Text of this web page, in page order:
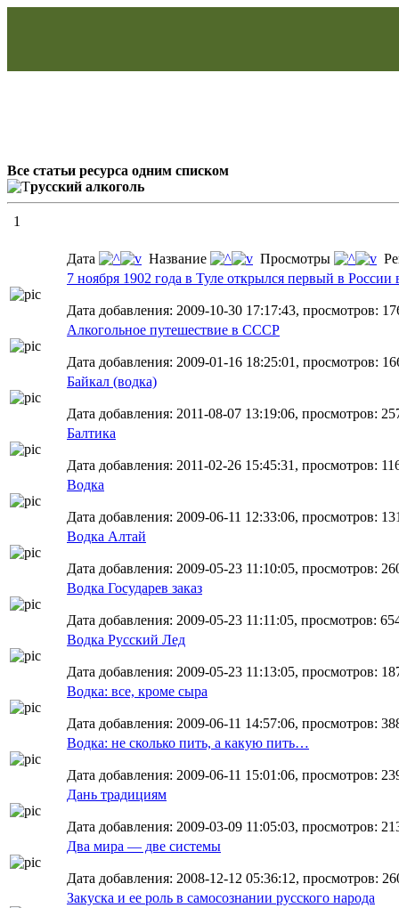
Все статьи ресурса одним списком
русский алкоголь
1
Дата Название Просмотры
7 ноября 1902 года в Туле открылся первый в России
Дата добавления: 2009-10-30 17:17:43, просмотров:
Алкогольное путешествие в СССР
Дата добавления: 2009-01-16 18:25:01, просмотров:
Байкал (водка)
Дата добавления: 2011-08-07 13:19:06, просмотров:
Балтика
Дата добавления: 2011-02-26 15:45:31, просмотров:
Водка
Дата добавления: 2009-06-11 12:33:06, просмотров: 131
Водка Алтай
Дата добавления: 2009-05-23 11:10:05, просмотров:
Водка Государев заказ
Дата добавления: 2009-05-23 11:11:05, просмотров:
Водка Русский Лед
Дата добавления: 2009-05-23 11:13:05, просмотров:
Водка: все, кроме сыра
Дата добавления: 2009-06-11 14:57:06, просмотров:
Водка: не сколько пить, а какую пить…
Дата добавления: 2009-06-11 15:01:06, просмотров:
Дань традициям
Дата добавления: 2009-03-09 11:05:03, просмотров:
Два мира — две системы
Дата добавления: 2008-12-12 05:36:12, просмотров:
Закуска и ее роль в самосознании русского народа